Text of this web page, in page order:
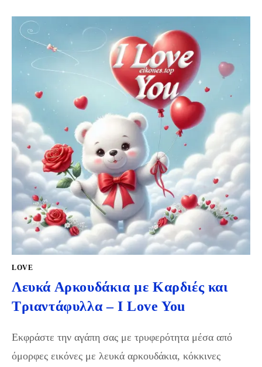
LOVE
Λευκά Αρκουδάκια με Καρδιές και
Τριαντάφυλλα – I Love You
Εκφράστε την αγάπη σας με τρυφερότητα μέσα από
όμορφες εικόνες με λευκά αρκουδάκια, κόκκινες